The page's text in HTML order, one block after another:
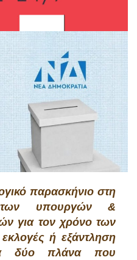
παρασκήνιο στη
υπουργών &
για τον χρόνο των
ή εξάντληση
δύο πλάνα που